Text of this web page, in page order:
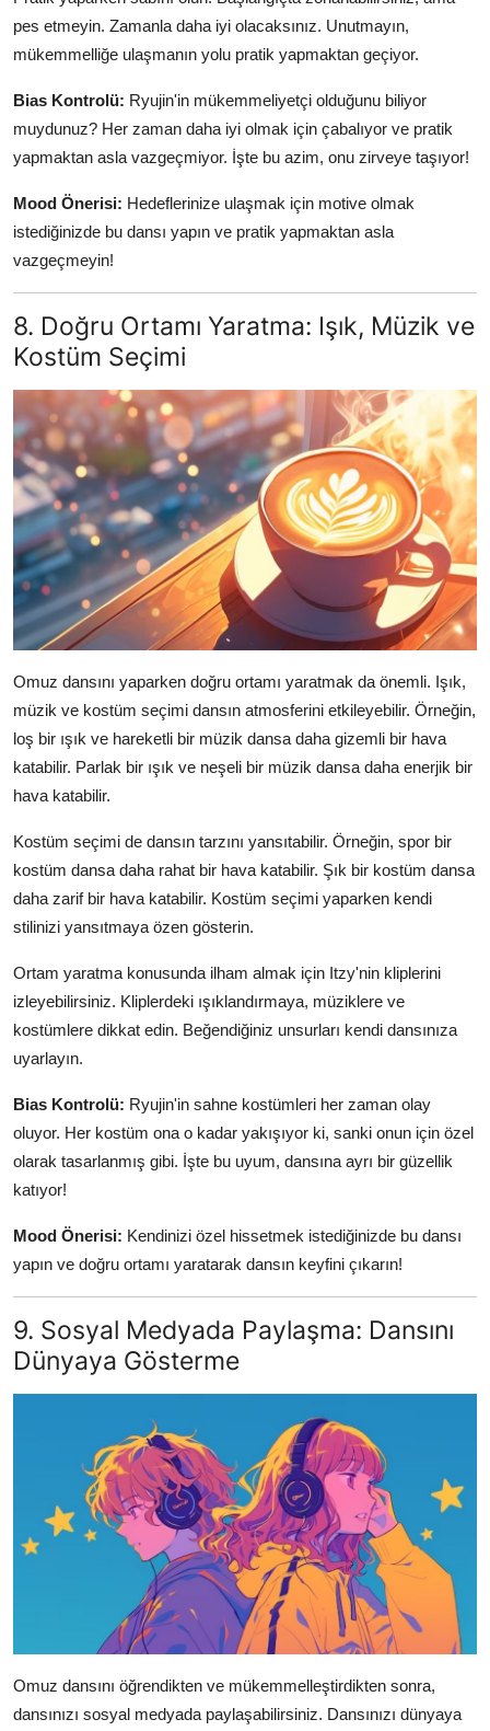
pes etmeyin. Zamanla daha iyi olacaksınız. Unutmayın,
mükemmelliğe ulaşmanın yolu pratik yapmaktan geçiyor.
Bias Kontrolü: Ryujin'in mükemmeliyetçi olduğunu biliyor
muydunuz? Her zaman daha iyi olmak için çabalıyor ve pratik
yapmaktan asla vazgeçmiyor. İşte bu azim, onu zirveye taşıyor!
Mood Önerisi: Hedeflerinize ulaşmak için motive olmak
istediğinizde bu dansı yapın ve pratik yapmaktan asla
vazgeçmeyin!
8. Doğru Ortamı Yaratma: Işık, Müzik ve
Kostüm Seçimi
Omuz dansını yaparken doğru ortamı yaratmak da önemli. Işık,
müzik ve kostüm seçimi dansın atmosferini etkileyebilir. Örneğin,
loş bir ışık ve hareketli bir müzik dansa daha gizemli bir hava
katabilir. Parlak bir ışık ve neşeli bir müzik dansa daha enerjik bir
hava katabilir.
Kostüm seçimi de dansın tarzını yansıtabilir. Örneğin, spor bir
kostüm dansa daha rahat bir hava katabilir. Şık bir kostüm dansa
daha zarif bir hava katabilir. Kostüm seçimi yaparken kendi
stilinizi yansıtmaya özen gösterin.
Ortam yaratma konusunda ilham almak için Itzy'nin kliplerini
izleyebilirsiniz. Kliplerdeki ışıklandırmaya, müziklere ve
kostümlere dikkat edin. Beğendiğiniz unsurları kendi dansınıza
uyarlayın.
Bias Kontrolü: Ryujin'in sahne kostümleri her zaman olay
oluyor. Her kostüm ona o kadar yakışıyor ki, sanki onun için özel
olarak tasarlanmış gibi. İşte bu uyum, dansına ayrı bir güzellik
katıyor!
Mood Önerisi: Kendinizi özel hissetmek istediğinizde bu dansı
yapın ve doğru ortamı yaratarak dansın keyfini çıkarın!
9. Sosyal Medyada Paylaşma: Dansını
Dünyaya Gösterme
Omuz dansını öğrendikten ve mükemmelleştirdikten sonra,
dansınızı sosyal medyada paylaşabilirsiniz. Dansınızı dünyaya